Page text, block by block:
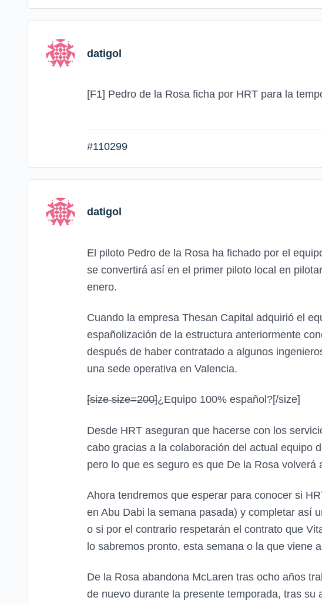
datigol
[F1] Pedro de la Rosa ficha por HRT para la
#110299
datigol
El piloto Pedro de la Rosa ha fichado por el
se convertirá así en el primer piloto local en
enero.
Cuando la empresa Thesan Capital adquirió el
españolización de la estructura anteriormente
después de haber contratado a algunos
una sede operativa en Valencia.
[size size=200]¿Equipo 100% español?[/size]
Desde HRT aseguran que hacerse con los
cabo gracias a la colaboración del actual equipo
pero lo que es seguro es que De la Rosa
Ahora tendremos que esperar para conocer si
en Abu Dabi la semana pasada) y completar así
o si por el contrario respetarán el contrato que
lo sabremos pronto, esta semana o la que viene
De la Rosa abandona McLaren tras ocho años
de nuevo durante la presente temporada, tras